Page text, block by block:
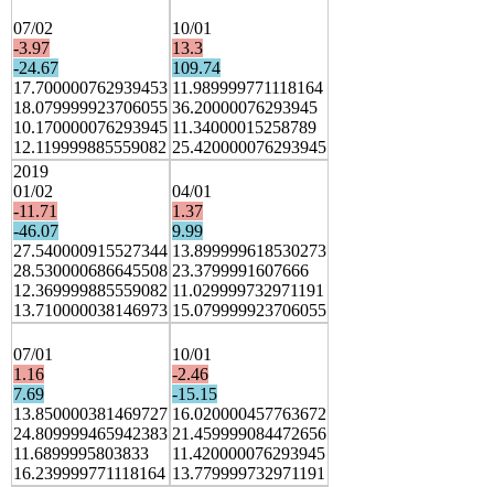
07/02
-3.97
-24.67
17.700000762939453
18.079999923706055
10.170000076293945
12.119999885559082
10/01
13.3
109.74
11.989999771118164
36.20000076293945
11.34000015258789
25.420000076293945
2019
01/02
-11.71
-46.07
27.540000915527344
28.530000686645508
12.369999885559082
13.710000038146973
04/01
1.37
9.99
13.899999618530273
23.3799991607666
11.029999732971191
15.079999923706055
07/01
1.16
7.69
13.850000381469727
24.809999465942383
11.6899995803833
16.239999771118164
10/01
-2.46
-15.15
16.020000457763672
21.459999084472656
11.420000076293945
13.779999732971191